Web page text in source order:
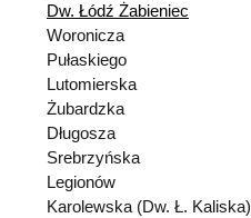
Dw. Łódź Żabieniec
Woronicza
Pułaskiego
Lutomierska
Żubardzka
Długosza
Srebrzyńska
Legionów
Karolewska (Dw. Ł. Kaliska)